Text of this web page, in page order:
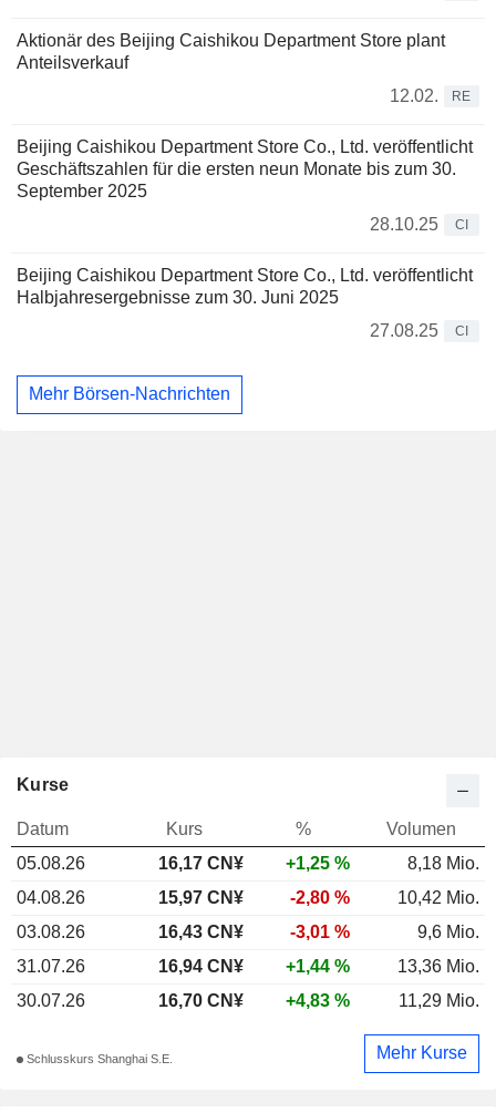
Aktionär des Beijing Caishikou Department Store plant
Anteilsverkauf
12.02.
RE
Beijing Caishikou Department Store Co., Ltd. veröffentlicht
Geschäftszahlen für die ersten neun Monate bis zum 30.
September 2025
28.10.25
CI
Beijing Caishikou Department Store Co., Ltd. veröffentlicht
Halbjahresergebnisse zum 30. Juni 2025
27.08.25
CI
Mehr Börsen-Nachrichten
Kurse
Datum Kurs %
Volumen
05.08.26
16,17 CN¥ +1,25 %
8,18 Mio.
04.08.26
15,97 CN¥ -2,80 %
10,42 Mio.
03.08.26
16,43 CN¥ -3,01 %
9,6 Mio.
31.07.26
16,94 CN¥ +1,44 %
13,36 Mio.
30.07.26
16,70 CN¥ +4,83 % 11,29 Mio.
Schlusskurs Shanghai S.E. Mehr Kurse